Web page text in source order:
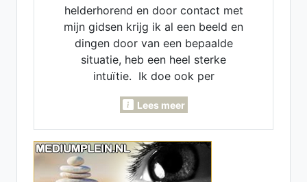
helderhorend en door contact met
mijn gidsen krijg ik al een beeld en
dingen door van een bepaalde
situatie, heb een heel sterke
intuïtie. Ik doe ook per
kan voor je pendelen, invoelen,
inzichtkaarten voor je leggen. Ook
voor verleden - heden en
toekomst. Heb een luisterend oor.
Lees meer